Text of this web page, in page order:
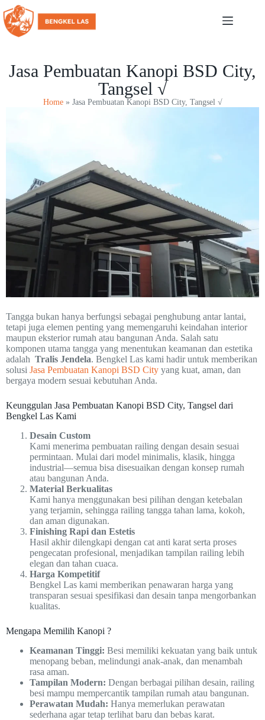
Jasa Pembuatan Kanopi BSD City,
Tangsel √
Home» Jasa Pembuatan Kanopi BSD City, Tangsel √
Tangga bukan hanya berfungsi sebagai penghubung antar lantai,
tetapi juga elemen penting yang memengaruhi keindahan interior
maupun eksterior rumah atau bangunan Anda. Salah satu
komponen utama tangga yang menentukan keamanan dan estetika
adalah Tralis Jendela. Bengkel Las kami hadir untuk memberikan
solusi Jasa Pembuatan Kanopi BSD City yang kuat, aman, dan
bergaya modern sesuai kebutuhan Anda.
Keunggulan Jasa Pembuatan Kanopi BSD City, Tangsel dari
Bengkel Las Kami
Desain Custom
Kami menerima pembuatan railing dengan desain sesuai
permintaan. Mulai dari model minimalis, klasik, hingga
industrial—semua bisa disesuaikan dengan konsep rumah
atau bangunan Anda.
Material Berkualitas
Kami hanya menggunakan besi pilihan dengan ketebalan
yang terjamin, sehingga railing tangga tahan lama, kokoh,
dan aman digunakan.
Finishing Rapi dan Estetis
Hasil akhir dilengkapi dengan cat anti karat serta proses
pengecatan profesional, menjadikan tampilan railing lebih
elegan dan tahan cuaca.
Harga Kompetitif
Bengkel Las kami memberikan penawaran harga yang
transparan sesuai spesifikasi dan desain tanpa mengorbankan
kualitas.
Mengapa Memilih Kanopi ?
Keamanan Tinggi: Besi memiliki kekuatan yang baik untuk
menopang beban, melindungi anak-anak, dan menambah
rasa aman.
Tampilan Modern: Dengan berbagai pilihan desain, railing
besi mampu mempercantik tampilan rumah atau bangunan.
Perawatan Mudah: Hanya memerlukan perawatan
sederhana agar tetap terlihat baru dan bebas karat.